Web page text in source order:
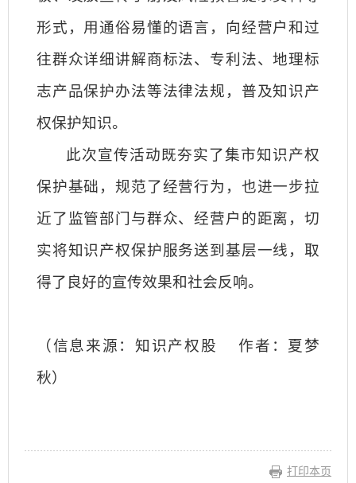
形式，用通俗易懂的语言，向经营户和过
往群众详细讲解商标法、专利法、地理标
志产品保护办法等法律法规，普及知识产
权保护知识。
此次宣传活动既夯实了集市知识产权
保护基础，规范了经营行为，也进一步拉
近了监管部门与群众、经营户的距离，切
实将知识产权保护服务送到基层一线，取
得了良好的宣传效果和社会反响。
（信息来源：知识产权股
作者：夏梦
秋）
打印本页